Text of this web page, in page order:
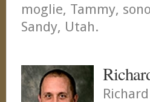
moglie, Tammy,
Sandy, Utah.